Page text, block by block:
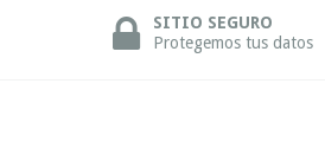
SITIO SEGURO
Protegemos tus datos